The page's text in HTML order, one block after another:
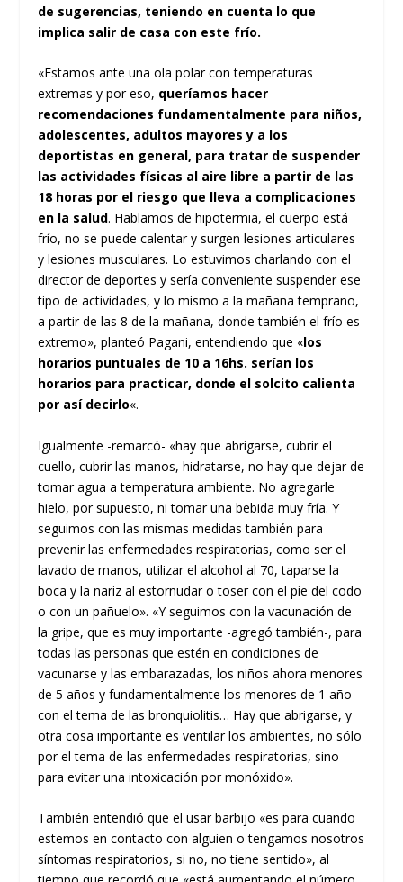
de sugerencias, teniendo en cuenta lo que
implica salir de casa con este frío.
«Estamos ante una ola polar con temperaturas
extremas y por eso, queríamos hacer
recomendaciones fundamentalmente para niños,
adolescentes, adultos mayores y a los
deportistas en general, para tratar de suspender
las actividades físicas al aire libre a partir de las
18 horas por el riesgo que lleva a complicaciones
en la salud. Hablamos de hipotermia, el cuerpo está
frío, no se puede calentar y surgen lesiones articulares
y lesiones musculares. Lo estuvimos charlando con el
director de deportes y sería conveniente suspender ese
tipo de actividades, y lo mismo a la mañana temprano,
a partir de las 8 de la mañana, donde también el frío es
extremo», planteó Pagani, entendiendo que «los
horarios puntuales de 10 a 16hs. serían los
horarios para practicar, donde el solcito calienta
por así decirlo«.
Igualmente -remarcó- «hay que abrigarse, cubrir el
cuello, cubrir las manos, hidratarse, no hay que dejar de
tomar agua a temperatura ambiente. No agregarle
hielo, por supuesto, ni tomar una bebida muy fría. Y
seguimos con las mismas medidas también para
prevenir las enfermedades respiratorias, como ser el
lavado de manos, utilizar el alcohol al 70, taparse la
boca y la nariz al estornudar o toser con el pie del codo
o con un pañuelo». «Y seguimos con la vacunación de
la gripe, que es muy importante -agregó también-, para
todas las personas que estén en condiciones de
vacunarse y las embarazadas, los niños ahora menores
de 5 años y fundamentalmente los menores de 1 año
con el tema de las bronquiolitis… Hay que abrigarse, y
otra cosa importante es ventilar los ambientes, no sólo
por el tema de las enfermedades respiratorias, sino
para evitar una intoxicación por monóxido».
También entendió que el usar barbijo «es para cuando
estemos en contacto con alguien o tengamos nosotros
síntomas respiratorios, si no, no tiene sentido», al